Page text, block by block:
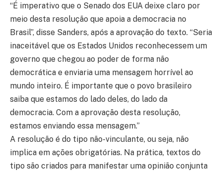
“É imperativo que o Senado dos EUA deixe claro por
meio desta resolução que apoia a democracia no
Brasil”, disse Sanders, após a aprovação do texto. “Seria
inaceitável que os Estados Unidos reconhecessem um
governo que chegou ao poder de forma não
democrática e enviaria uma mensagem horrível ao
mundo inteiro. É importante que o povo brasileiro
saiba que estamos do lado deles, do lado da
democracia. Com a aprovação desta resolução,
estamos enviando essa mensagem.”
A resolução é do tipo não-vinculante, ou seja, não
implica em ações obrigatórias. Na prática, textos do
tipo são criados para manifestar uma opinião conjunta